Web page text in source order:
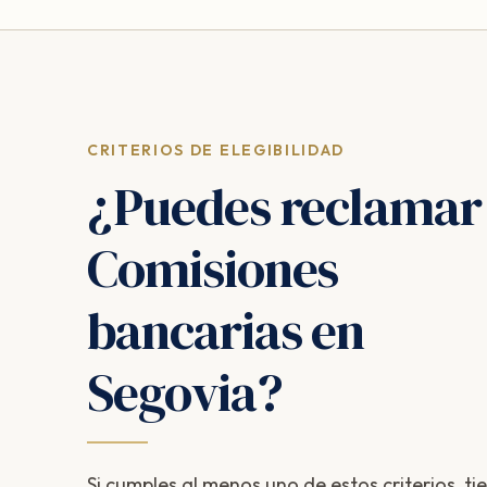
CRITERIOS DE ELEGIBILIDAD
¿Puedes reclamar
Comisiones
bancarias en
Segovia?